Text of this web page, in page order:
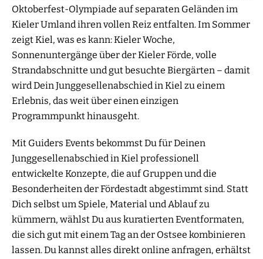
Oktoberfest-Olympiade auf separaten Geländen im
Kieler Umland ihren vollen Reiz entfalten. Im Sommer
zeigt Kiel, was es kann: Kieler Woche,
Sonnenuntergänge über der Kieler Förde, volle
Strandabschnitte und gut besuchte Biergärten – damit
wird Dein Junggesellenabschied in Kiel zu einem
Erlebnis, das weit über einen einzigen
Programmpunkt hinausgeht.
Mit Guiders Events bekommst Du für Deinen
Junggesellenabschied in Kiel professionell
entwickelte Konzepte, die auf Gruppen und die
Besonderheiten der Fördestadt abgestimmt sind. Statt
Dich selbst um Spiele, Material und Ablauf zu
kümmern, wählst Du aus kuratierten Eventformaten,
die sich gut mit einem Tag an der Ostsee kombinieren
lassen. Du kannst alles direkt online anfragen, erhältst